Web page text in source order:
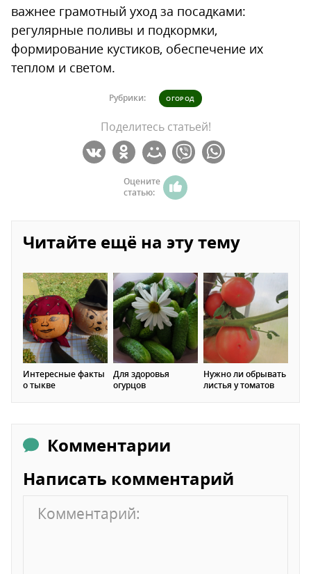
важнее грамотный уход за посадками:
регулярные поливы и подкормки,
формирование кустиков, обеспечение их
теплом и светом.
Рубрики: ОГОРОД
Поделитесь статьей!
Оцените
статью:
Читайте ещё на эту тему
Интересные факты
о тыкве
Для здоровья
огурцов
Нужно ли обрывать
листья у томатов
Комментарии
Написать комментарий